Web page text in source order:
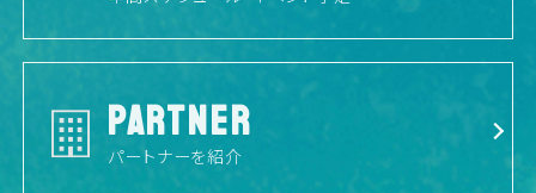
PARTNER
パートナーを紹介